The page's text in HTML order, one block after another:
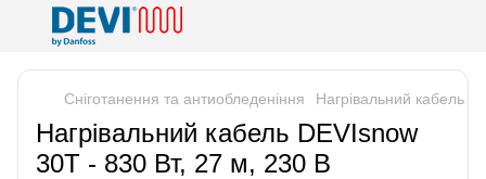
Сніготанення та антиобледеніння Нагрівальний кабель
Нагрівальний кабель DEVIsnow
30T - 830 Вт, 27 м, 230 В